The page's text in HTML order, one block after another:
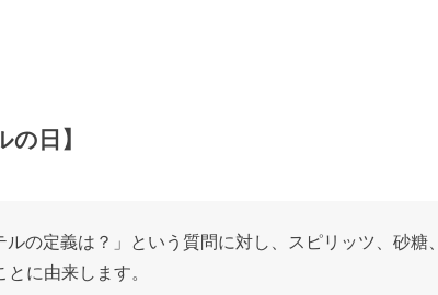
日】
の定義は？」という質問に対し、スピリッツ、砂糖、
に由来します。